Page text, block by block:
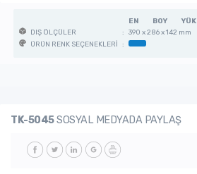
EN BOY
YÜK
DIŞ ÖLÇÜLER
: 390 x 286 x 142 mm
ÜRÜN RENK SEÇENEKLERİ :
TK-5045SOSYAL MEDYADA PAYLAŞ